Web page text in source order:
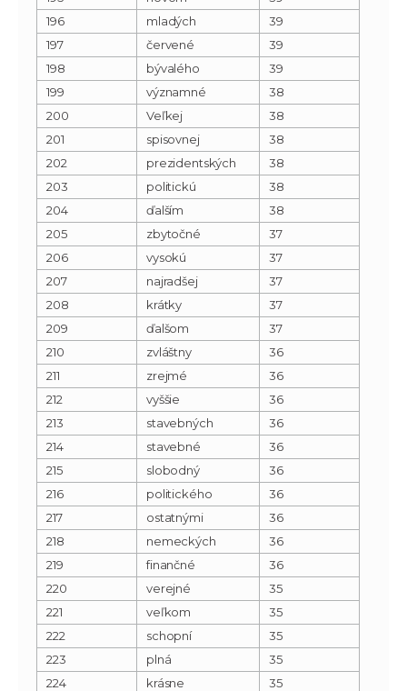
196
mladých
39
197
červené
39
198
bývalého
39
199
významné
38
200
Veľkej
38
201
spisovnej
38
202
prezidentských
38
203
politickú
38
204
ďalším
38
205
zbytočné
37
206
vysokú
37
207
najradšej
37
208
krátky
37
209
ďalšom
37
210
zvláštny
36
211
zrejmé
36
212
vyššie
36
213
stavebných
36
214
stavebné
36
215
slobodný
36
216
politického
36
217
ostatnými
36
218
nemeckých
36
219
finančné
36
220
verejné
35
221
veľkom
35
222
schopní
35
223
plná
35
224
krásne
35